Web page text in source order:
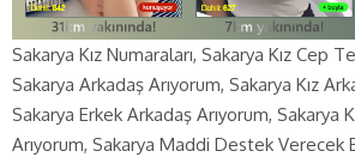
Sakarya Kız Numaraları, Sakarya Kız Cep
Sakarya Arkadaş Arıyorum, Sakarya Kız
Sakarya Erkek Arkadaş Arıyorum, Sakarya
Arıyorum, Sakarya Maddi Destek Verecek